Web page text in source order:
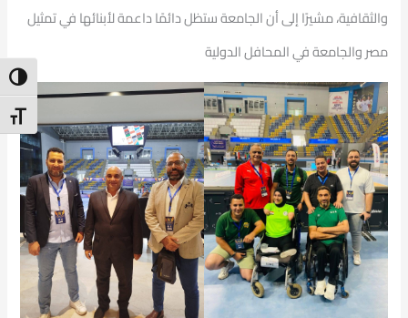
Size
والثقافية، مشيرًا إلى أن الجامعة ستظل دائمًا داعمة لأبنائها في تمثيل
مصر والجامعة في المحافل الدولية